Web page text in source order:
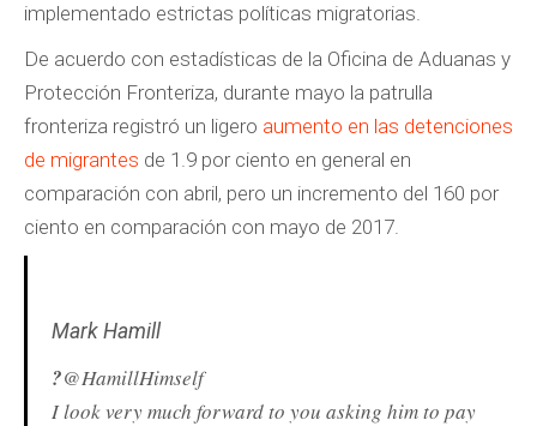
implementado estrictas políticas migratorias.
De acuerdo con estadísticas de la Oficina de Aduanas y
Protección Fronteriza, durante mayo la patrulla
fronteriza registró un ligero aumento en las detenciones
de migrantes de 1.9 por ciento en general en
comparación con abril, pero un incremento del 160 por
ciento en comparación con mayo de 2017.
Mark Hamill
?@HamillHimself
I look very much forward to you asking him to pay